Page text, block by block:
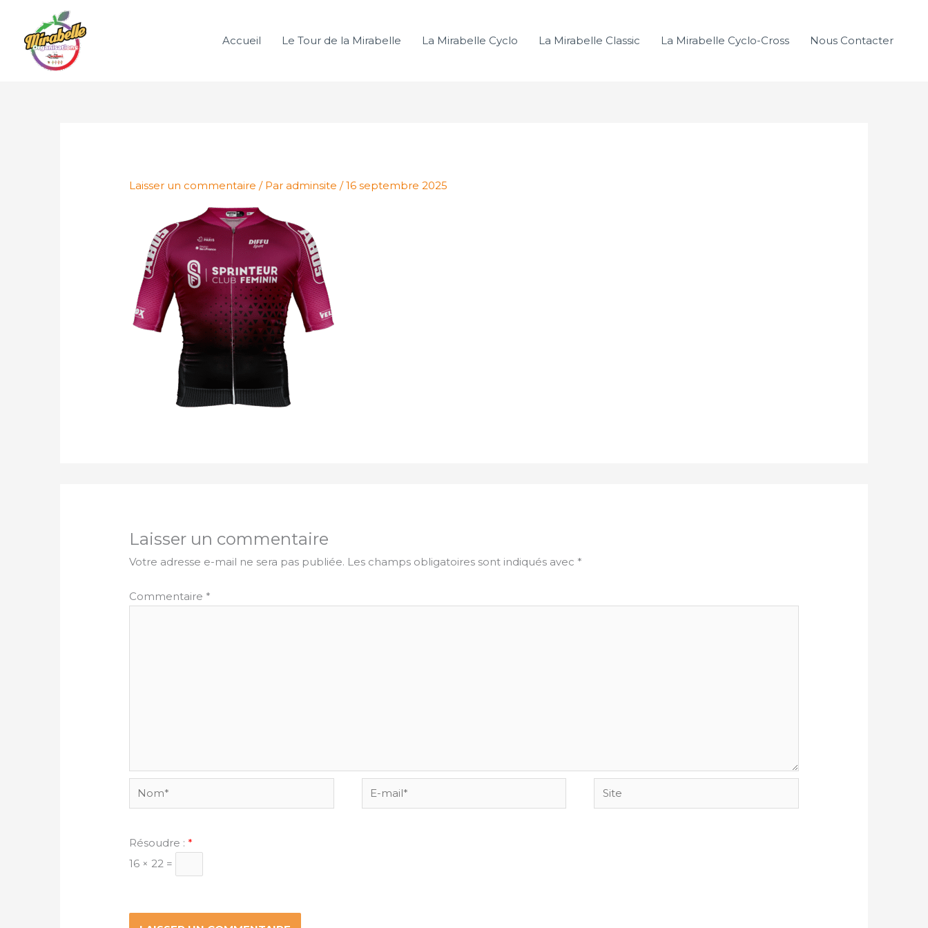
contenu
Accueil Le Tour de la Mirabelle La Mirabelle Cyclo La Mirabelle Classic La Mirabelle Cyclo-Cross Nous Contacter
Laisser un commentaire / Paradminsite/16 septembre 2025
Laisser un commentaire
Votre adresse e-mail ne sera pas publiée. Les champs obligatoires sont indiqués avec *
Commentaire *
Nom*
E-
mail*
Site
Résoudre :*
16 × 22 =